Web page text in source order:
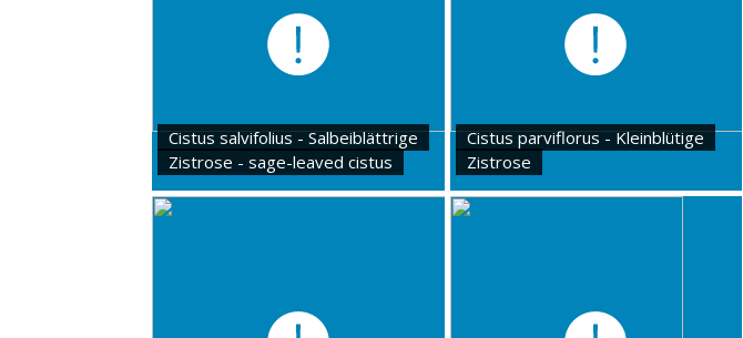
Cistus salvifolius - Salbeiblättrige
Zistrose - sage-leaved cistus
Cistus parviflorus - Kleinblütige
Zistrose